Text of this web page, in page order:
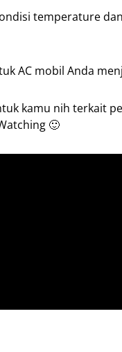
temperature
AC mobil Anda
kamu nih terkait
🙂